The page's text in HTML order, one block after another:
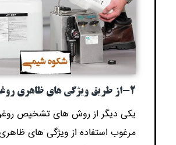
2-از طریق ویژگی های ظاهری روغن DOP
مرغوب استفاده از ویژگی های